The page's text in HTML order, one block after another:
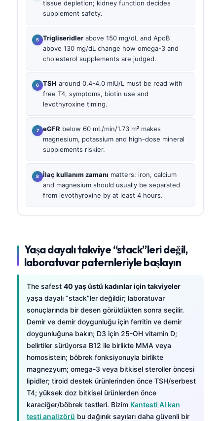
tissue depletion; kidney function decides
supplement safety.
Trigliseridler above 150 mg/dL and ApoB
above 130 mg/dL change how omega-3 and
cholesterol supplements are judged.
TSH around 0.4-4.0 mIU/L must be read with
free T4, symptoms, biotin use and
levothyroxine timing.
eGFR below 60 mL/min/1.73 m² makes
magnesium, potassium and high-dose mineral
supplements riskier.
İlaç kullanım zamanı matters: iron, calcium
and magnesium should usually be separated
from levothyroxine by at least 4 hours.
Yaşa dayalı takviye “stack”leri değil,
laboratuvar paternleriyle başlayın
The safest 40 yaş üstü kadınlar için takviyeler
yaşa dayalı “stack”ler değildir; laboratuvar
sonuçlarında bir desen görüldükten sonra seçilir.
Demir ve demir doygunluğu için ferritin ve demir
doygunluğuna bakın; D3 için 25-OH vitamin D;
belirtiler sürüyorsa B12 ile birlikte MMA veya
homosistein; böbrek fonksiyonuyla birlikte
magnezyum; omega-3 veya bitkisel steroller öncesi
lipidler; tiroid destek ürünlerinden önce TSH/serbest
T4; yüksek doz bitkisel ürünlerden önce
karaciğer/böbrek testleri. Bizim Kantesti AI kan
testi analizörü bu dağınık sayıları daha güvenli bir